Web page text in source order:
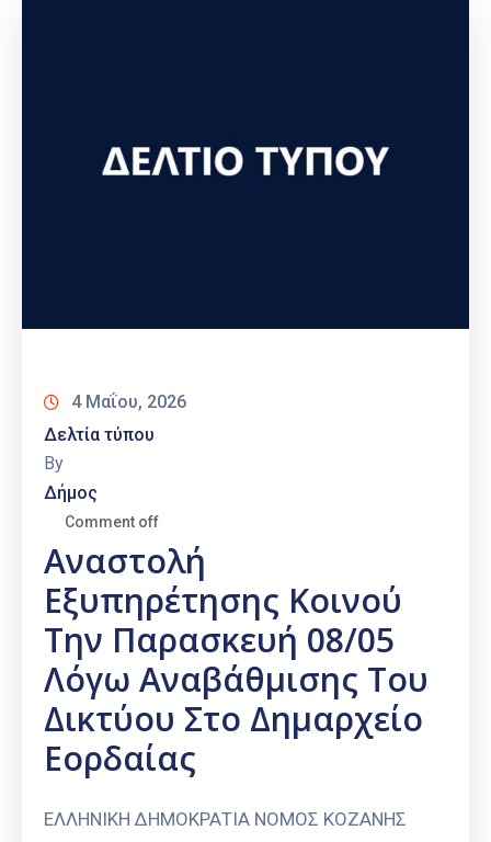
4 Μαΐου, 2026
Δελτία τύπου
By
Δήμος
Comment off
Αναστολή
Εξυπηρέτησης Κοινού
Την Παρασκευή 08/05
Λόγω Αναβάθμισης Του
Δικτύου Στο Δημαρχείο
Εορδαίας
ΕΛΛΗΝΙΚΗ ΔΗΜΟΚΡΑΤΙΑ ΝΟΜΟΣ ΚΟΖΑΝΗΣ